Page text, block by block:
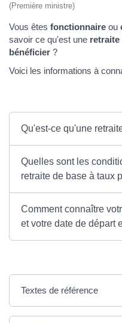
(Première ministre)
Vous êtes fonctionnaire ou
savoir ce qu'est une retraite
bénéficier ?
Voici les informations à
Qu'est-ce qu'une
Quelles sont les
retraite de base à taux
Comment connaître
et votre date de départ
Textes de référence